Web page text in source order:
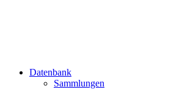
Datenbank
Sammlungen